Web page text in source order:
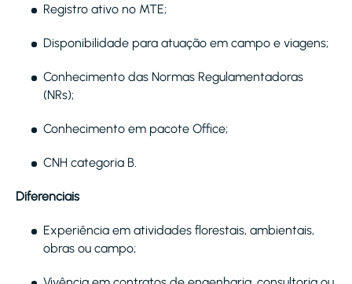
Registro ativo no MTE;
Disponibilidade para atuação em campo e viagens;
Conhecimento das Normas Regulamentadoras
(NRs);
Conhecimento em pacote Office;
CNH categoria B.
Diferenciais
Experiência em atividades florestais, ambientais,
obras ou campo;